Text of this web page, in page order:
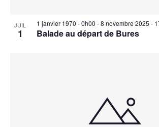
JUIL
1 Balade au départ de Bures
1 janvier 1970 - 0h00 -8 novembre 2025 -